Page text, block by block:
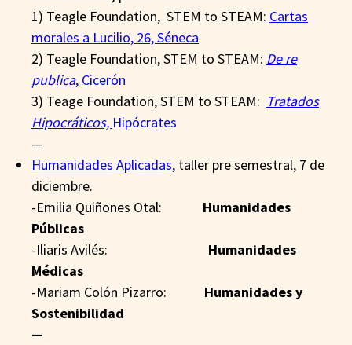
1) Teagle Foundation, STEM to STEAM: Cartas
morales a Lucilio, 26, Séneca
2) Teagle Foundation, STEM to STEAM: De re
publica, Cicerón
3) Teage Foundation, STEM to STEAM: Tratados
Hipocráticos, Hipócrates
—
Humanidades Aplicadas, taller pre semestral, 7 de
diciembre.
-Emilia Quiñones Otal: Humanidades
Públicas
-Iliaris Avilés: Humanidades
Médicas
-Mariam Colón Pizarro:
Humanidades y
Sostenibilidad
—